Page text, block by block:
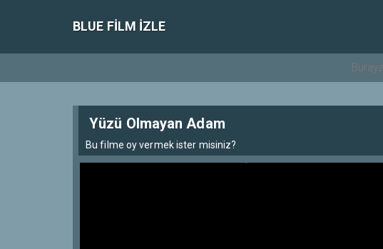
BLUE FILM IZLE
Yüzü Olmayan Adam
Bu filme oy vermek ister misiniz?